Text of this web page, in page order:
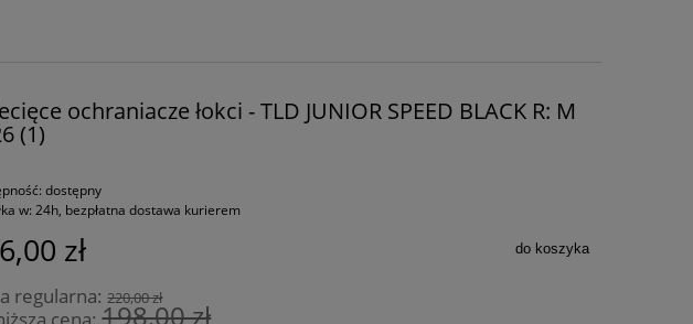
ochraniacze łokci - TLD JUNIOR SPEED BLACK R: M
(1)
dostępny
w: 24h, bezpłatna dostawa kurierem
zł
regularna:220,00 zł
cena:198,00 zł
do koszyka